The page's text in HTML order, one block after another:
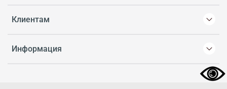
Клиентам
Информация